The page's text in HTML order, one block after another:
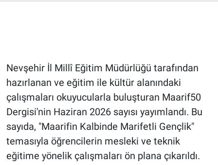
Nevşehir İl Millî Eğitim Müdürlüğü tarafından
hazırlanan ve eğitim ile kültür alanındaki
çalışmaları okuyucularla buluşturan Maarif50
Dergisi'nin Haziran 2026 sayısı yayımlandı. Bu
sayıda, "Maarifin Kalbinde Marifetli Gençlik"
temasıyla öğrencilerin mesleki ve teknik
eğitime yönelik çalışmaları ön plana çıkarıldı.
Kayseri
Niğde
Aksaray
Kırşehir